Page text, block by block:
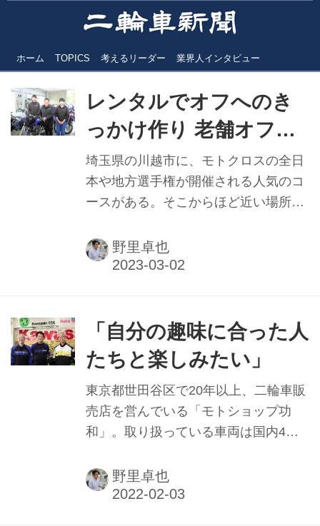
ホーム TOPICS 考えるリーダー 業界人インタビュー
レンタルでオフへのき
っかけ作り 老舗オフロ
ード車専門店が取り組み
埼玉県の川越市に、モトクロスの全日
本や地方選手権が開催される人気のコ
ースがある。そこからほど近い場所に
鷹、ヤマハのオフロードコンペティシ
ョンモデルの取扱店であり、同社の全
る。
野里卓也
「自分の趣味に合った人
たちと楽しみたい」
東京都世田谷区で20年以上、二輪車販
売店を営んでいる「モトショップ功
和」。取り扱っている車両は国内4メ
も手がけている販売店である。社長を
務める小川功さんは新車が届かない近
野里卓也